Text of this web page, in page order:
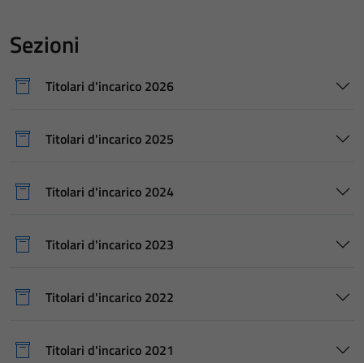
Sezioni
Titolari d'incarico 2026
Titolari d'incarico 2025
Titolari d'incarico 2024
Titolari d'incarico 2023
Titolari d'incarico 2022
Titolari d'incarico 2021